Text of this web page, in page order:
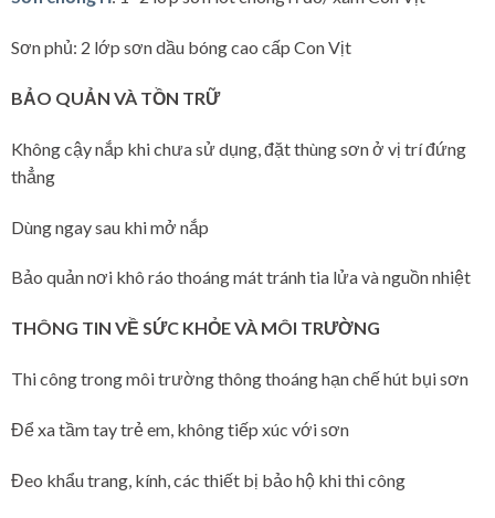
Sơn phủ: 2 lớp sơn dầu bóng cao cấp Con Vịt
BẢO QUẢN VÀ TỒN TRỮ
Không cậy nắp khi chưa sử dụng, đặt thùng sơn ở vị trí đứng
thẳng
Dùng ngay sau khi mở nắp
Bảo quản nơi khô ráo thoáng mát tránh tia lửa và nguồn nhiệt
THÔNG TIN VỀ SỨC KHỎE VÀ MÔI TRƯỜNG
Thi công trong môi trường thông thoáng hạn chế hút bụi sơn
Để xa tầm tay trẻ em, không tiếp xúc với sơn
Đeo khẩu trang, kính, các thiết bị bảo hộ khi thi công